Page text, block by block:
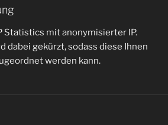
Statistics mit anonymisierter IP.
dabei gekürzt, sodass diese Ihnen
werden kann.